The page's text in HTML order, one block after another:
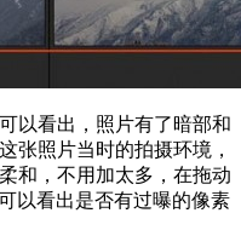
以看出，照片有了暗部和
张照片当时的拍摄环境，
和，不用加太多，在拖动
以看出是否有过曝的像素